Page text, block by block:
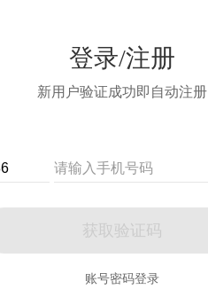
登录/注册
新用户验证成功即自动注册
获取验证码
账号密码登录